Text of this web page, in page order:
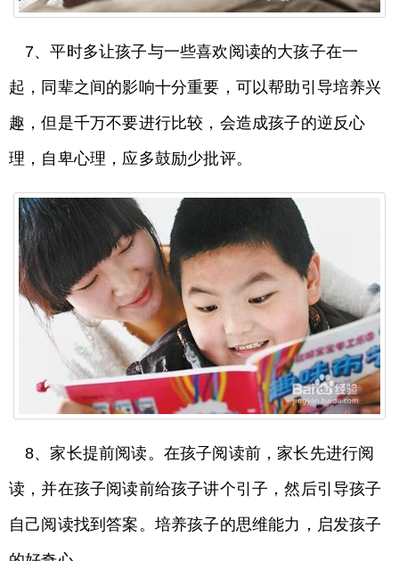
7、平时多让孩子与一些喜欢阅读的大孩子在一
起，同辈之间的影响十分重要，可以帮助引导培养兴
趣，但是千万不要进行比较，会造成孩子的逆反心
理，自卑心理，应多鼓励少批评。
8、家长提前阅读。在孩子阅读前，家长先进行阅
读，并在孩子阅读前给孩子讲个引子，然后引导孩子
自己阅读找到答案。培养孩子的思维能力，启发孩子